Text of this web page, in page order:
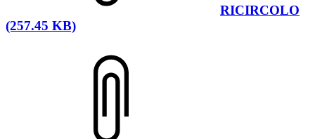
RICIRCOLO
(257.45 KB)